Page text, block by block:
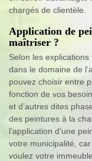
chargés de clientèle.
Application de
maîtriser ?
Selon les
dans le domaine de
pouvez choisir entre
fonction de vos
et d’autres dites
des peintures à la
l’application d’une
votre municipalité,
voulez votre